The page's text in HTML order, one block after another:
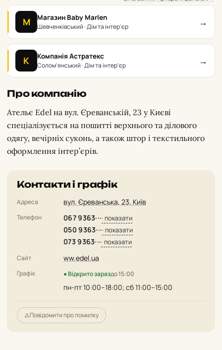
М Магазин Baby Marlen
Шевченківський · Дім та інтер'єр →
К Компанія Астратекс
Солом’янський · Дім та інтер'єр →
Про компанію
Ательє Edel на вул. Єреванській, 23 у Києві
спеціалізується на пошитті верхнього та ділового
одягу, вечірніх суконь, а також штор і текстильного
оформлення інтер’єрів.
Контакти і графік
Адреса вул. Єреванська, 23, Київ
Телефон 067 9363···· показати
050 9363···· показати
073 9363···· показати
Сайт ww.edel.ua
Графік ● Відкрито зараздо 15:00
пн-пт 10:00–18:00; сб 11:00–15:00
⚠️Повідомити про помилку